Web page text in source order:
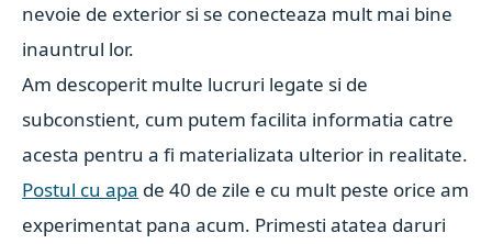
nevoie de exterior si se conecteaza mult mai bine
inauntrul lor.
Am descoperit multe lucruri legate si de
subconstient, cum putem facilita informatia catre
acesta pentru a fi materializata ulterior in realitate.
Postul cu apa de 40 de zile e cu mult peste orice am
experimentat pana acum. Primesti atatea daruri